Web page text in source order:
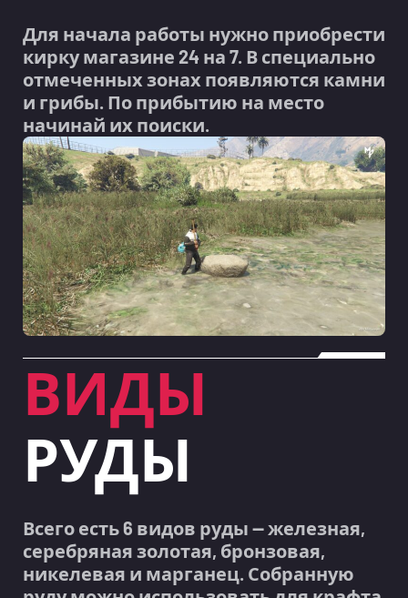
Для начала работы нужно приобрести
кирку магазине 24 на 7. В специально
отмеченных зонах появляются камни
и грибы. По прибытию на место
начинай их поиски.
ВИДЫ
РУДЫ
Всего есть 6 видов руды — железная,
серебряная золотая, бронзовая,
никелевая и марганец. Собранную